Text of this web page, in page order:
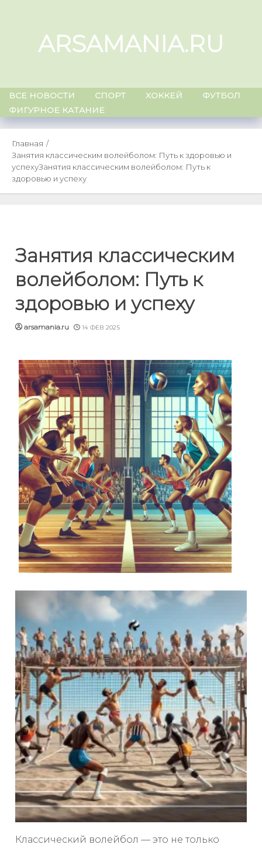
ARSAMANIA.RU
ВСЕ НОВОСТИ СПОРТ ХОККЕЙ
ФУТБОЛ
ФИГУРНОЕ КАТАНИЕ
Главная
Занятия классическим волейболом: Путь к здоровью и
успехуЗанятия классическим волейболом: Путь к
здоровью и успеху
Занятия классическим
волейболом: Путь к
здоровью и успеху
arsamania.ru 14 ФЕВ 2025
Классический волейбол — это не только